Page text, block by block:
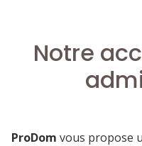
Notre
ProDom vous propose